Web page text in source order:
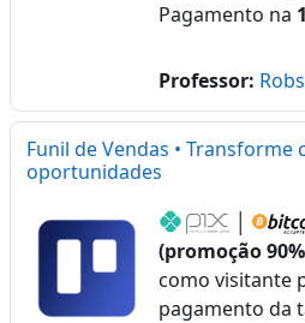
Pagamento na
Professor:
Funil de Vendas • Transforme
oportunidades
(promoção
como visitante
pagamento da